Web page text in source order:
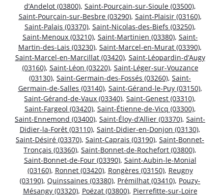
d’Andelot (03800), Saint-Pourçain-sur-Sioule (03500),
Saint-Pourçain-sur-Besbre (03290), Saint-Plaisir (03160),
Saint-Palais (03370), Saint-Nicolas-des-Biefs (03250),
Saint-Menoux (03210), Saint-Martinien (03380), Saint-
Martin-des-Lais (03230), Saint-Marcel-en-Murat (03390),
Saint-Marcel-en-Marcillat (03420), Saint-Léopardin-d’Augy
(03160), Saint-Léon (03220), Saint-Léger-sur-Vouzance
(03130), Saint-Germain-des-Fossés (03260), Saint-
Germain-de-Salles (03140), Saint-Gérand-le-Puy (03150),
Saint-Gérand-de-Vaux (03340), Saint-Genest (03310),
Saint-Fargeol (03420), Saint-Étienne-de-Vicq (03300),
Saint-Ennemond (03400), Saint-Éloy-d’Allier (03370), Saint-
Didier-la-Forêt (03110), Saint-Didier-en-Donjon (03130),
Saint-Désiré (03370), Saint-Caprais (03190), Saint-Bonnet-
Tronçais (03360), Saint-Bonnet-de-Rochefort (03800),
Saint-Bonnet-de-Four (03390), Saint-Aubin-le-Monial
(03160), Ronnet (03420), Rongères (03150), Reugny
(03190), Quinssaines (03380), Prémilhat (03410), Pouzy-
Mésangy (03320), Poëzat (03800), Pierrefitte-sur-Loire